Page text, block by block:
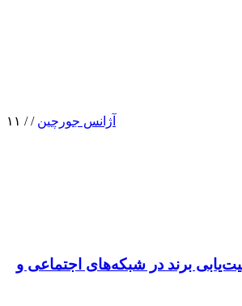
آژانس جورچین /
/ ۱۱
برند در شبکه‌های اجتماعی و